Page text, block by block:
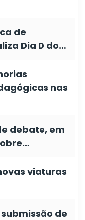
de
Dia D do…
nas
debate, em
viaturas
de